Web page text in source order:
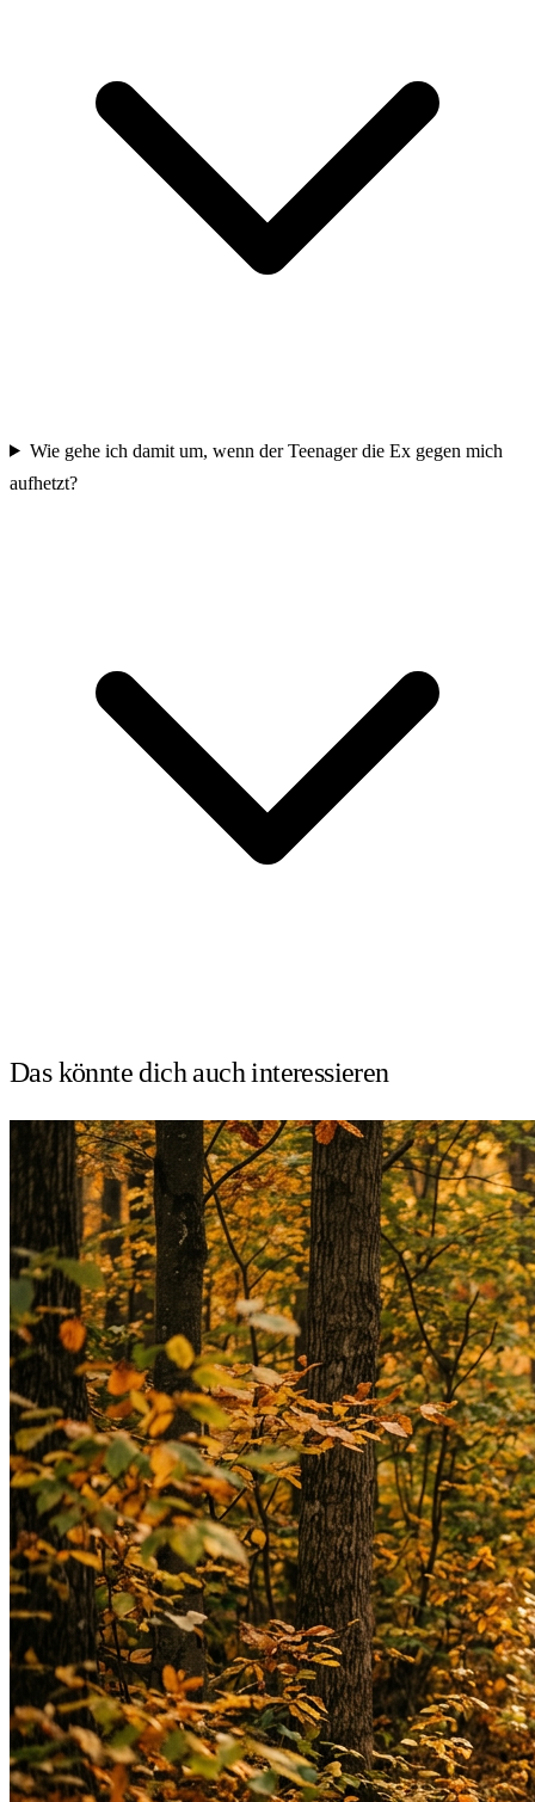
Wie gehe ich damit um, wenn der Teenager die Ex gegen mich
aufhetzt?
Das könnte dich auchinteressieren